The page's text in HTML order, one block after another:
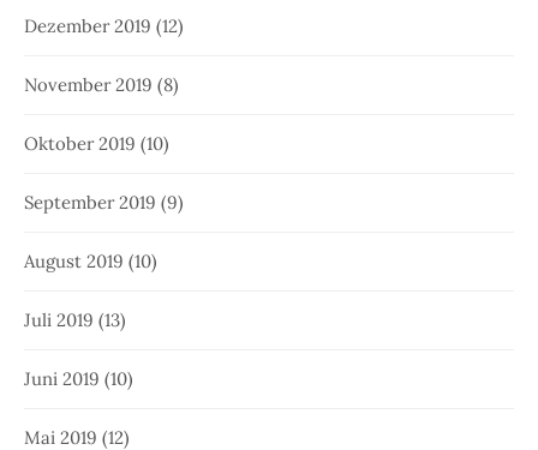
Dezember 2019 (12)
November 2019 (8)
Oktober 2019 (10)
September 2019 (9)
August 2019 (10)
Juli 2019 (13)
Juni 2019 (10)
Mai 2019 (12)